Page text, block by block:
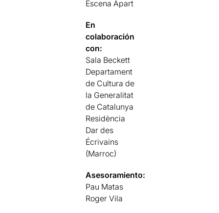
Escena Apart
En
colaboración
con:
Sala Beckett
Departament
de Cultura de
la Generalitat
de Catalunya
Residència
Dar des
Écrivains
(Marroc)
Asesoramiento:
Pau Matas
Roger Vila